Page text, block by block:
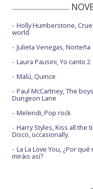
Holly Humberstone, Cruel
world
Julieta Venegas, Norteña
Laura Pausini, Yo canto 2
Malú, Quince
Paul McCartney, The
Dungeon Lane
Melendi, Pop rock
Harry Styles, Kiss all the
Disco, occasionally.
La La Love You, ¿Por qué
miráis así?